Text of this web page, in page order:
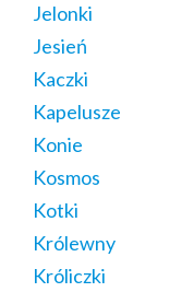
Jelonki
Jesień
Kaczki
Kapelusze
Konie
Kosmos
Kotki
Królewny
Króliczki